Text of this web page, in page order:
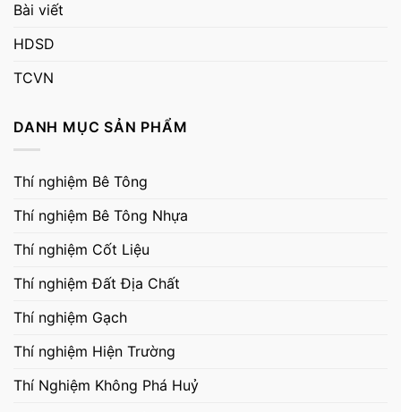
Bài viết
HDSD
TCVN
DANH MỤC SẢN PHẨM
Thí nghiệm Bê Tông
Thí nghiệm Bê Tông Nhựa
Thí nghiệm Cốt Liệu
Thí nghiệm Đất Địa Chất
Thí nghiệm Gạch
Thí nghiệm Hiện Trường
Thí Nghiệm Không Phá Huỷ